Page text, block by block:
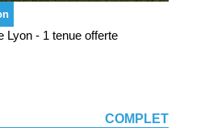
Lyon - 1 tenue offerte
COMPLET